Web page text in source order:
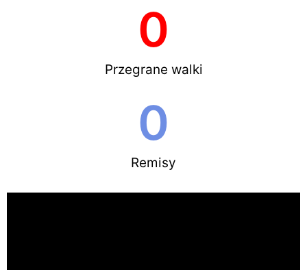
Przegrane walki
0
Remisy
0